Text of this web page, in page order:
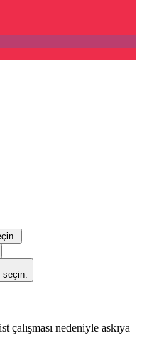
seçin.
çalışması nedeniyle askıya